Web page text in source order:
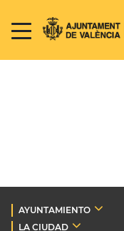
AYUNTAMIENTO
LA CIUDAD